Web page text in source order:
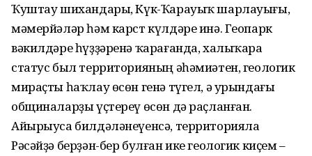
Ҡуштау шихандары, Күк-Ҡарауыҡ шарлауығы,
мәмерйәләр һәм карст күлдәре инә. Геопарк
вәкилдәре һүҙҙәренә ҡарағанда, халыҡара
статус был территорияның әһәмиәтен, геологик
мираҫты һаҡлау өсөн генә түгел, ә урындағы
общиналарҙы үҫтереү өсөн дә раҫланған.
Айырыуса билдәләнеүенсә, территорияла
Рәсәйҙә берҙән-бер булған ике геологик киҫем –